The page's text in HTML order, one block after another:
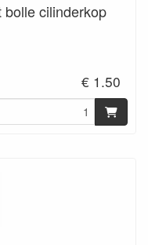
bolle cilinderkop
€ 1.50